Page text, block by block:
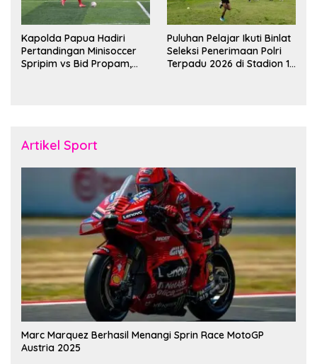
Kapolda Papua Hadiri
Pertandingan Minisoccer
Spripim vs Bid Propam,
Puluhan Pelajar Ikuti Binlat
Seleksi Penerimaan Polri
Terpadu 2026 di Stadion 16
Artikel Sport
Marc Marquez Berhasil Menangi Sprin Race MotoGP
Austria 2025